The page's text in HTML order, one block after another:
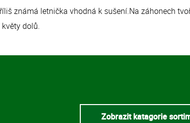
známá letnička vhodná k sušení.Na záhonech
dolů.
Zobrazit katagorie